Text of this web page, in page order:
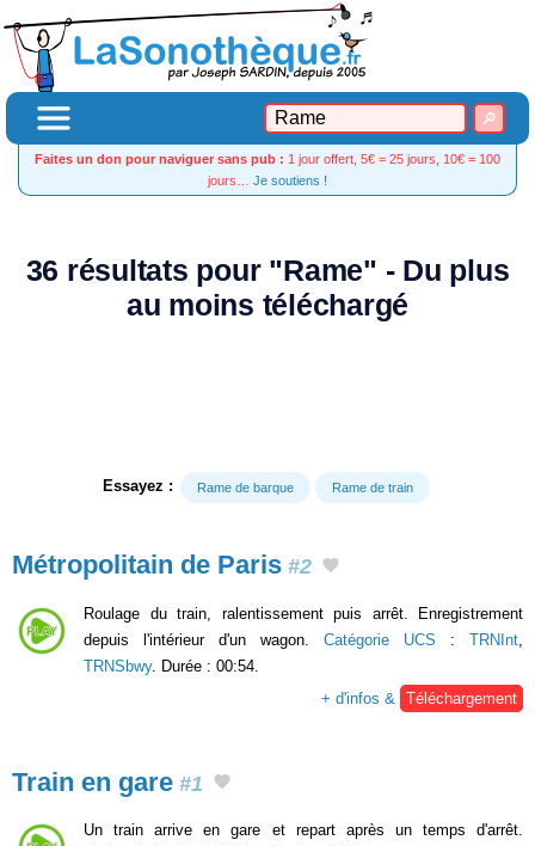
Faites un don pour naviguer sans pub : 1 jour offert, 5€ = 25 jours, 10€ = 100
jours… Je soutiens !
36 résultats pour "Rame" - Du plus
au moins téléchargé
Essayez : Rame de barque Rame de train
Métropolitain de Paris #2
Roulage du train, ralentissement puis arrêt. Enregistrement
depuis l'intérieur d'un wagon. Catégorie UCS : TRNInt
TRNSbwy. Durée : 00:54.
+ d'infos &
Téléchargement
Train en gare #1
Un train arrive en gare et repart après un temps d'arrêt.